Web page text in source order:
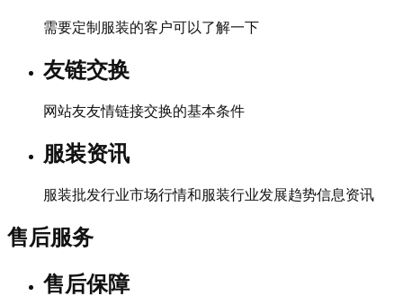
需要定制服装的客户可以了解一下
友链交换
网站友友情链接交换的基本条件
服装资讯
服装批发行业市场行情和服装行业发展趋势信息资讯
售后服务
售后保障